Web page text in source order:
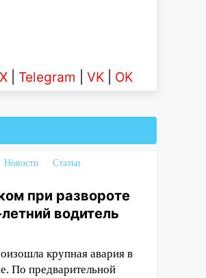
Telegram VK OK
Новости
Статьи
при развороте
водитель
крупная авария в
По предварительной